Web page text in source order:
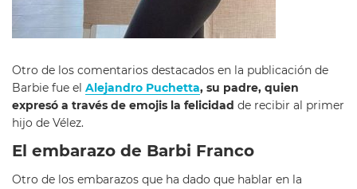
Otro de los comentarios destacados en la publicación de
Barbie fue el Alejandro Puchetta, su padre, quien
expresó a través de emojis la felicidad de recibir al primer
hijo de Vélez.
El embarazo de Barbi Franco
Otro de los embarazos que ha dado que hablar en la